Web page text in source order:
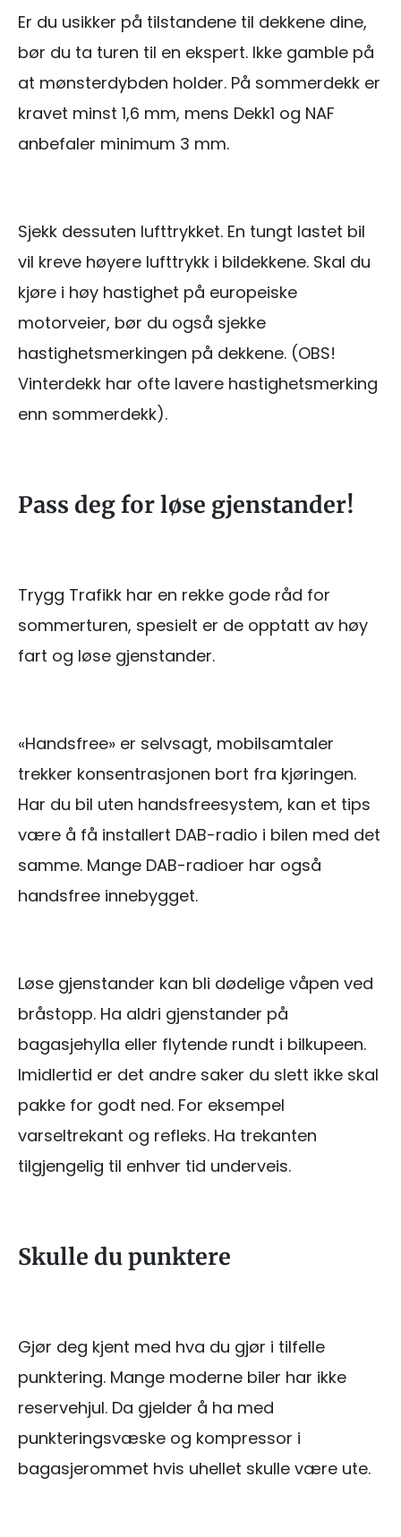
Er du usikker på tilstandene til dekkene dine,
bør du ta turen til en ekspert. Ikke gamble på
at mønsterdybden holder. På sommerdekk er
kravet minst 1,6 mm, mens Dekk1 og NAF
anbefaler minimum 3 mm.
Sjekk dessuten lufttrykket. En tungt lastet bil
vil kreve høyere lufttrykk i bildekkene. Skal du
kjøre i høy hastighet på europeiske
motorveier, bør du også sjekke
hastighetsmerkingen på dekkene. (OBS!
Vinterdekk har ofte lavere hastighetsmerking
enn sommerdekk).
Pass deg for løse gjenstander!
Trygg Trafikk har en rekke gode råd for
sommerturen, spesielt er de opptatt av høy
fart og løse gjenstander.
«Handsfree» er selvsagt, mobilsamtaler
trekker konsentrasjonen bort fra kjøringen.
Har du bil uten handsfreesystem, kan et tips
være å få installert DAB-radio i bilen med det
samme. Mange DAB-radioer har også
handsfree innebygget.
Løse gjenstander kan bli dødelige våpen ved
bråstopp. Ha aldri gjenstander på
bagasjehylla eller flytende rundt i bilkupeen.
Imidlertid er det andre saker du slett ikke skal
pakke for godt ned. For eksempel
varseltrekant og refleks. Ha trekanten
tilgjengelig til enhver tid underveis.
Skulle du punktere
Gjør deg kjent med hva du gjør i tilfelle
punktering. Mange moderne biler har ikke
reservehjul. Da gjelder å ha med
punkteringsvæske og kompressor i
bagasjerommet hvis uhellet skulle være ute.